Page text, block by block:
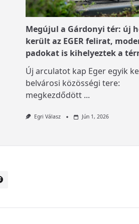
Megújul a Gárdonyi tér: új
került az EGER felirat,
padokat is kihelyeztek a
Új arculatot kap Eger egyik
belvárosi közösségi tere:
megkezdődött ...
Egri Válasz Jún 1, 2026